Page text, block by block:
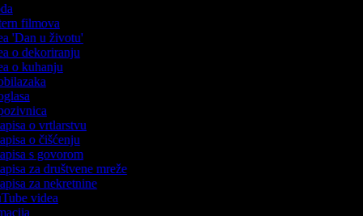
filmova
'Dan u životu'
o dekoriranju
o kuhanju
o vrtlarstvu
o čišćenju
s govorom
za društvene mreže
za nekretnine
videa